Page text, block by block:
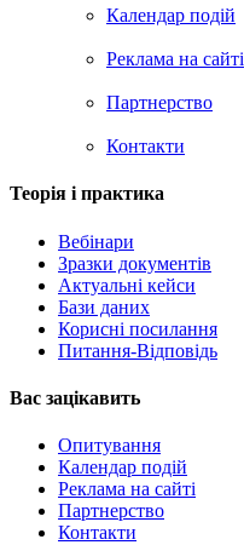
Календар подій
Реклама на сайтi
Партнерство
Контакти
Теорія i практика
Вебінари
Зразки документів
Актуальні кейси
Бази даних
Корисні посилання
Питання-Відповідь
Вас зацiкавить
Опитування
Календар подій
Реклама на сайтi
Партнерство
Контакти